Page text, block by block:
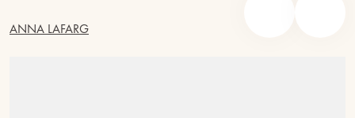
ANNA LAFARG